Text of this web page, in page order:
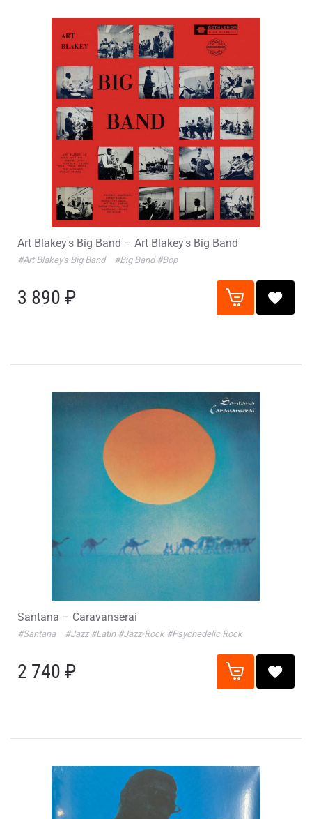
Art Blakey's Big Band – Art Blakey's Big Band
#Art Blakey's Big Band #Big Band #Bop
3 890 ₽
Santana – Caravanserai
#Santana #Jazz #Latin #Jazz-Rock #Psychedelic Rock
2 740 ₽